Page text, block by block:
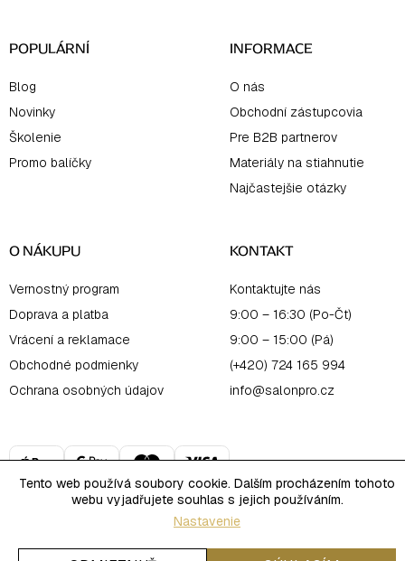
Tento web používá soubory cookie. Dalším procházením tohoto
webu vyjadřujete souhlas s jejich používáním.
Nastavenie
ePOPULÁRNÍ
Blog
Novinky
Školenie
Promo balíčky
INFORMACE
O nás
Obchodní zástupcovia
Pre B2B partnerov
Materiály na stiahnutie
Najčastejšie otázky
O NÁKUPU
Vernostný program
Doprava a platba
Vrácení a reklamace
Obchodné podmienky
Ochrana osobných údajov
KONTAKT
Kontaktujte nás
9:00 – 16:30 (Po-Čt)
9:00 – 15:00 (Pá)
(+420) 724 165 994
info@salonpro.cz
Vytvoril Shoptet
. Všetky práva vyhradené.